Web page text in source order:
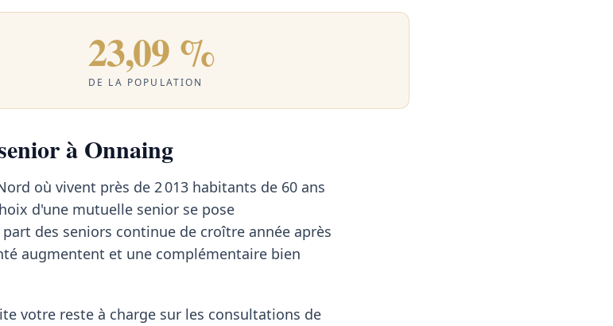
23,09 %
DE LA POPULATION
à Onnaing
où vivent près de 2 013 habitants de 60 ans
d'une mutuelle senior se pose
des seniors continue de croître année après
augmentent et une complémentaire bien
votre reste à charge sur les consultations de